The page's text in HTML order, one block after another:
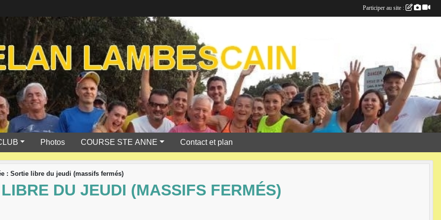
Photos COURSE STE ANNE Contact et plan
: Sortie libre du jeudi (massifs fermés)
DU JEUDI (MASSIFS FERMÉS)
Participer au site :